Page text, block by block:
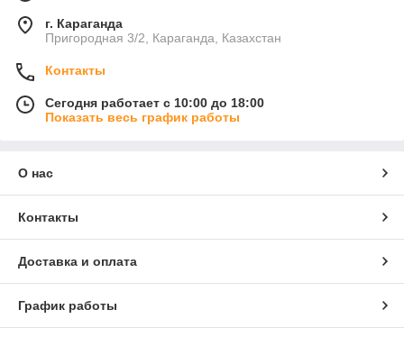
г. Караганда
Пригородная 3/2, Караганда, Казахстан
Контакты
Сегодня работает с 10:00 до 18:00
Показать весь график работы
О нас
Контакты
Доставка и оплата
График работы